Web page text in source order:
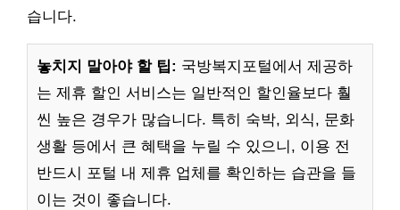
습니다.
놓치지 말아야 할 팁: 국방복지포털에서 제공하
는 제휴 할인 서비스는 일반적인 할인율보다 훨
씬 높은 경우가 많습니다. 특히 숙박, 외식, 문화
생활 등에서 큰 혜택을 누릴 수 있으니, 이용 전
반드시 포털 내 제휴 업체를 확인하는 습관을 들
이는 것이 좋습니다.